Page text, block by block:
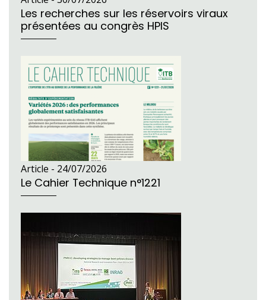
Les recherches sur les réservoirs viraux
présentées au congrès HPIS
Article - 24/07/2026
Le Cahier Technique n°1221